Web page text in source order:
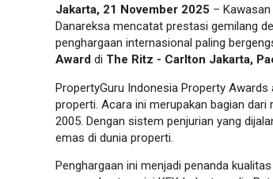
Jakarta, 21 November 2025 –
Danareksa mencatat prestasi gemilang
penghargaan internasional paling
Award di The Ritz - Carlton Jakarta,
PropertyGuru Indonesia Property
properti. Acara ini merupakan bagian
2005. Dengan sistem penjurian yang
emas di dunia properti.
Penghargaan ini menjadi penanda